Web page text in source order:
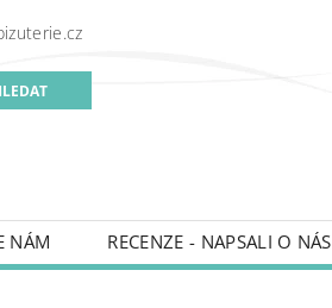
NÁM RECENZE - NAPSALI O NÁS